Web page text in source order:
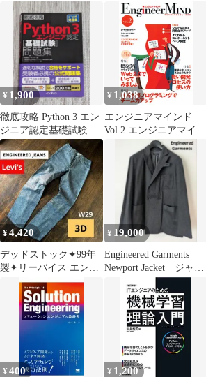
整理し、アウトプット
する (WEB+DB PRESS
プラスシリーズ)
¥ 1,900
徹底攻略 Python 3 エン
ジニア認定基礎試験 問
題集
¥ 1,038
エンジニアマインド
Vol.2 エンジニアマイン
¥4,420
デッドストック✦99年
製✦リーバイス エンジ
ニアードジーンズ W29
立体裁断3D
¥ 19,000
Engineered Garments
Newport Jacket ジャケ
¥400 ¥ 1,200